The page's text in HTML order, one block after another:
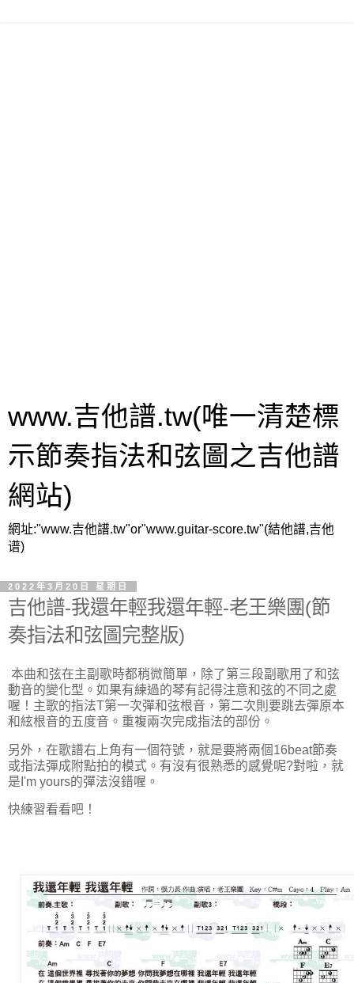
www.吉他譜.tw(唯一清楚標
示節奏指法和弦圖之吉他譜
網站)
網址:"www.吉他譜.tw"or"www.guitar-score.tw"(結他譜,吉他
谱)
2022年3月20日 星期日
吉他譜-我還年輕我還年輕-老王樂團(節
奏指法和弦圖完整版)
本曲和弦在主副歌時都稍微簡單，除了第三段副歌用了和弦
動音的變化型。如果有練過的琴有記得注意和弦的不同之處
喔！主歌的指法T第一次彈和弦根音，第二次則要跳去彈原本
和絃根音的五度音。重複兩次完成指法的部份。
另外，在歌譜右上角有一個符號，就是要將兩個16beat節奏
或指法彈成附點拍的模式。有沒有很熟悉的感覺呢?對啦，就
是I'm yours的彈法沒錯喔。
快練習看看吧！